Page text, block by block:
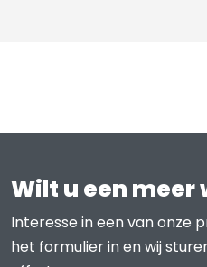
Wilt u een meer
Interesse in een van onze
het formulier in en wij